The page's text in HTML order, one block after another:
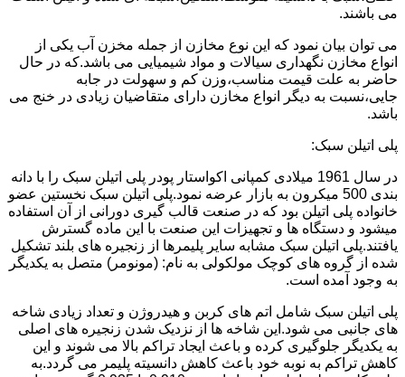
می باشند.
می توان بیان نمود که این نوع مخازن از جمله مخزن آب یکی از
انواع مخازن نگهداری سیالات و مواد شیمیایی می باشد.که در حال
حاضر به علت قیمت مناسب،وزن کم و سهولت در جابه
جایی،نسبت به دیگر انواع مخازن دارای متقاضیان زیادی در خنج می
باشد.
پلی اتیلن سبک:
در سال 1961 میلادی کمپانی اکواستار پودر پلی اتیلن سبک را با دانه
بندی 500 میکرون به بازار عرضه نمود.پلی اتیلن سبک نخستین عضو
خانواده پلی اتیلن بود که در صنعت قالب گیری دورانی از آن استفاده
میشود و دستگاه ها و تجهیزات این صنعت با این ماده گسترش
یافتند.پلی اتیلن سبک مشابه سایر پلیمرها از زنجیره های بلند تشکیل
شده از گروه های کوچک مولکولی به نام: (مونومر) متصل به یکدیگر
به وجود آمده است.
پلی اتیلن سبک شامل اتم های کربن و هیدروژن و تعداد زیادی شاخه
های جانبی می شود.این شاخه ها از نزدیک شدن زنجیره های اصلی
به یکدیگر جلوگیری کرده و باعث ایجاد تراکم بالا می شوند و این
کاهش تراکم به نوبه خود باعث کاهش دانسیته پلیمر می گردد.به